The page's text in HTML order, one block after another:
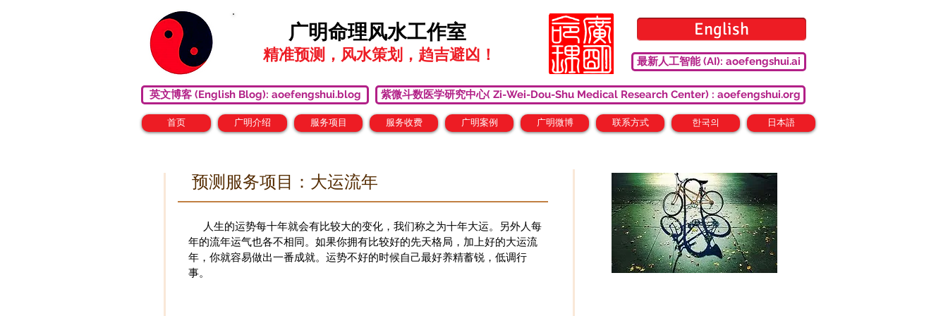
广明命理风水工作室
精准预测，风水策划，趋吉避凶！
English
最新人工智能 (AI): aoefengshui.ai
英文博客 (English Blog): aoefengshui.blog 紫微斗数医学研究中心( Zi-Wei-Dou-Shu Medical Research Center) : aoefengshui.org
首页 广明介绍 服务项目 服务收费 广明案例 广明微博 联系方式 한국의 日本語
预测服务项目：大运流年
人生的运势每十年就会有比较大的变化，我们称之为十年大运。另外人每
年的流年运气也各不相同。如果你拥有比较好的先天格局，加上好的大运流
年，你就容易做出一番成就。运势不好的时候自己最好养精蓄锐，低调行
事。